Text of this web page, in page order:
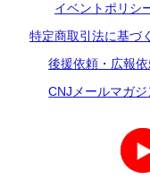
イベントポリシ
特定商取引法に基づ
後援依頼・広報
CNJメールマガジ